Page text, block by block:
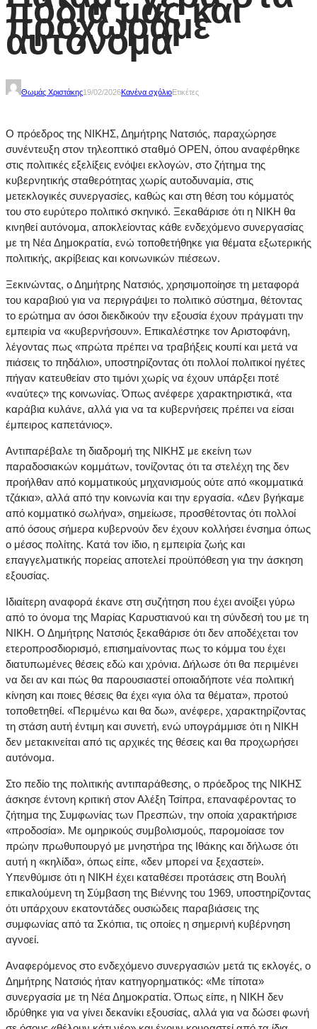
πόδια μας και
προχωράμε
αυτόνομα
Θωμάς Χριστάκης19/02/2026Κανένα σχόλιοΕτικέτες
Ο πρόεδρος της ΝΙΚΗΣ, Δημήτρης Νατσιός, παραχώρησε
συνέντευξη στον τηλεοπτικό σταθμό OPEN, όπου αναφέρθηκε
στις πολιτικές εξελίξεις ενόψει εκλογών, στο ζήτημα της
κυβερνητικής σταθερότητας χωρίς αυτοδυναμία, στις
μετεκλογικές συνεργασίες, καθώς και στη θέση του κόμματός
του στο ευρύτερο πολιτικό σκηνικό. Ξεκαθάρισε ότι η ΝΙΚΗ θα
κινηθεί αυτόνομα, αποκλείοντας κάθε ενδεχόμενο συνεργασίας
με τη Νέα Δημοκρατία, ενώ τοποθετήθηκε για θέματα εξωτερικής
πολιτικής, ακρίβειας και κοινωνικών πιέσεων.
Ξεκινώντας, ο Δημήτρης Νατσιός, χρησιμοποίησε τη μεταφορά
του καραβιού για να περιγράψει το πολιτικό σύστημα, θέτοντας
το ερώτημα αν όσοι διεκδικούν την εξουσία έχουν πράγματι την
εμπειρία να «κυβερνήσουν». Επικαλέστηκε τον Αριστοφάνη,
λέγοντας πως «πρώτα πρέπει να τραβήξεις κουπί και μετά να
πιάσεις το πηδάλιο», υποστηρίζοντας ότι πολλοί πολιτικοί ηγέτες
πήγαν κατευθείαν στο τιμόνι χωρίς να έχουν υπάρξει ποτέ
«ναύτες» της κοινωνίας. Όπως ανέφερε χαρακτηριστικά, «τα
καράβια κυλάνε, αλλά για να τα κυβερνήσεις πρέπει να είσαι
έμπειρος καπετάνιος».
Αντιπαρέβαλε τη διαδρομή της ΝΙΚΗΣ με εκείνη των
παραδοσιακών κομμάτων, τονίζοντας ότι τα στελέχη της δεν
προήλθαν από κομματικούς μηχανισμούς ούτε από «κομματικά
τζάκια», αλλά από την κοινωνία και την εργασία. «Δεν βγήκαμε
από κομματικό σωλήνα», σημείωσε, προσθέτοντας ότι πολλοί
από όσους σήμερα κυβερνούν δεν έχουν κολλήσει ένσημα όπως
ο μέσος πολίτης. Κατά τον ίδιο, η εμπειρία ζωής και
επαγγελματικής πορείας αποτελεί προϋπόθεση για την άσκηση
εξουσίας.
Ιδιαίτερη αναφορά έκανε στη συζήτηση που έχει ανοίξει γύρω
από το όνομα της Μαρίας Καρυστιανού και τη σύνδεσή του με τη
ΝΙΚΗ. Ο Δημήτρης Νατσιός ξεκαθάρισε ότι δεν αποδέχεται τον
ετεροπροσδιορισμό, επισημαίνοντας πως το κόμμα του έχει
διατυπωμένες θέσεις εδώ και χρόνια. Δήλωσε ότι θα περιμένει
να δει αν και πώς θα παρουσιαστεί οποιαδήποτε νέα πολιτική
κίνηση και ποιες θέσεις θα έχει «για όλα τα θέματα», προτού
τοποθετηθεί. «Περιμένω και θα δω», ανέφερε, χαρακτηρίζοντας
τη στάση αυτή έντιμη και συνετή, ενώ υπογράμμισε ότι η ΝΙΚΗ
δεν μετακινείται από τις αρχικές της θέσεις και θα προχωρήσει
αυτόνομα.
Στο πεδίο της πολιτικής αντιπαράθεσης, ο πρόεδρος της ΝΙΚΗΣ
άσκησε έντονη κριτική στον Αλέξη Τσίπρα, επαναφέροντας το
ζήτημα της Συμφωνίας των Πρεσπών, την οποία χαρακτήρισε
«προδοσία». Με ομηρικούς συμβολισμούς, παρομοίασε τον
πρώην πρωθυπουργό με μνηστήρα της Ιθάκης και δήλωσε ότι
αυτή η «κηλίδα», όπως είπε, «δεν μπορεί να ξεχαστεί».
Υπενθύμισε ότι η ΝΙΚΗ έχει καταθέσει προτάσεις στη Βουλή
επικαλούμενη τη Σύμβαση της Βιέννης του 1969, υποστηρίζοντας
ότι υπάρχουν εκατοντάδες ουσιώδεις παραβιάσεις της
συμφωνίας από τα Σκόπια, τις οποίες η σημερινή κυβέρνηση
αγνοεί.
Αναφερόμενος στο ενδεχόμενο συνεργασιών μετά τις εκλογές, ο
Δημήτρης Νατσιός ήταν κατηγορηματικός: «Με τίποτα»
συνεργασία με τη Νέα Δημοκρατία. Όπως είπε, η ΝΙΚΗ δεν
ιδρύθηκε για να γίνει δεκανίκι εξουσίας, αλλά για να δώσει φωνή